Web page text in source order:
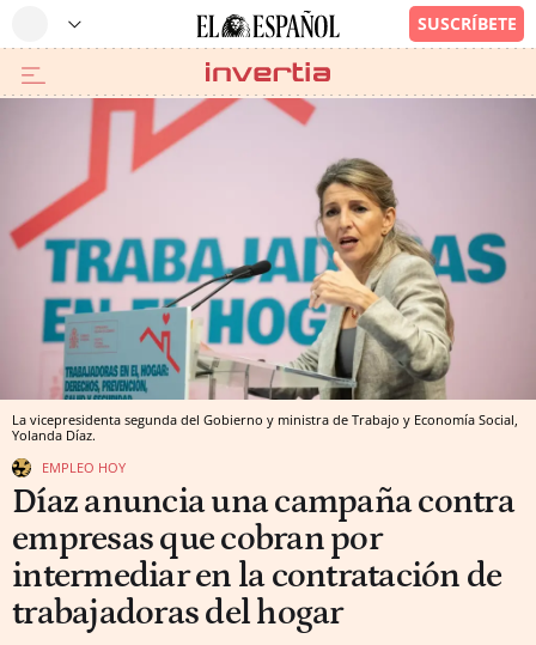
La vicepresidenta segunda del Gobierno y ministra de Trabajo y Economía Social,
Yolanda Díaz.
EMPLEO HOY
Díaz anuncia una campaña contra
empresas que cobran por
intermediar en la contratación de
trabajadoras del hogar